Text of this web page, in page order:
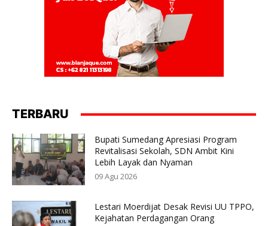
TERBARU
Bupati Sumedang Apresiasi Program
Revitalisasi Sekolah, SDN Ambit Kini
Lebih Layak dan Nyaman
09 Agu 2026
Lestari Moerdijat Desak Revisi UU TPPO,
Kejahatan Perdagangan Orang